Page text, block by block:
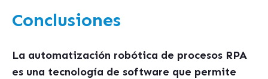
Conclusiones
La automatización robótica de procesos RPA
es una tecnología de software que permite